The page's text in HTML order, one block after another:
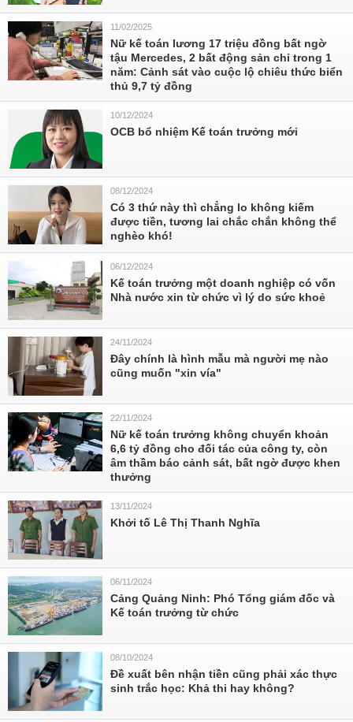
11/02/2025
Nữ kế toán lương 17 triệu đồng bất ngờ
tậu Mercedes, 2 bất động sản chỉ trong 1
năm: Cảnh sát vào cuộc lộ chiêu thức biển
thủ 9,7 tỷ đồng
10/12/2024
OCB bổ nhiệm Kế toán trưởng mới
08/12/2024
Có 3 thứ này thì chẳng lo không kiếm
được tiền, tương lai chắc chắn không thể
nghèo khó!
06/12/2024
Kế toán trưởng một doanh nghiệp có vốn
Nhà nước xin từ chức vì lý do sức khoẻ
24/11/2024
Đây chính là hình mẫu mà người mẹ nào
cũng muốn "xin vía"
22/11/2024
Nữ kế toán trưởng không chuyển khoản
6,6 tỷ đồng cho đối tác của công ty, còn
âm thầm báo cảnh sát, bất ngờ được khen
thưởng
13/11/2024
Khởi tố Lê Thị Thanh Nghĩa
06/11/2024
Cảng Quảng Ninh: Phó Tổng giám đốc và
Kế toán trưởng từ chức
08/10/2024
Đề xuất bên nhận tiền cũng phải xác thực
sinh trắc học: Khả thi hay không?